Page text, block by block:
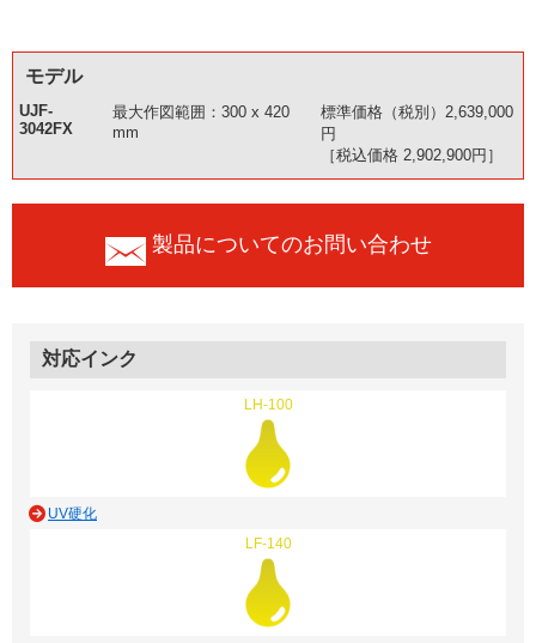
モデル
UJF-
3042FX
最大作図範囲：300 x 420
mm
標準価格（税別）2,639,000
円
［税込価格 2,902,900円］
製品についてのお問い合わせ
対応インク
LH-100
UV硬化
LF-140